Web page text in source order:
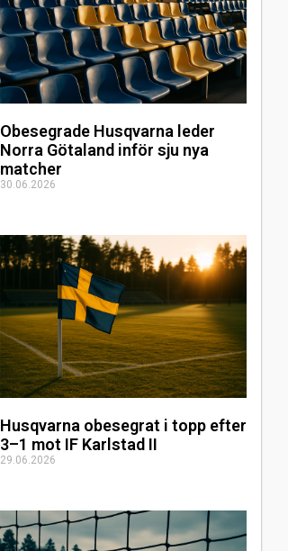
Obesegrade Husqvarna leder
Norra Götaland inför sju nya
matcher
30.06.2026
Husqvarna obesegrat i topp efter
3–1 mot IF Karlstad II
29.06.2026